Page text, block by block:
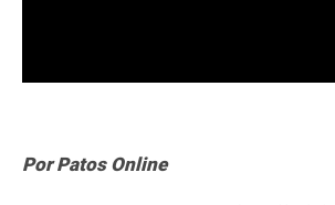
Por Patos Online